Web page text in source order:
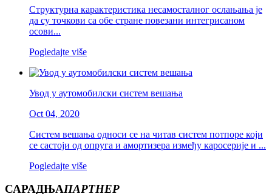
Структурна карактеристика несамосталног ослањања је
да су точкови са обе стране повезани интегрисаном
осови...
Pogledajte više
Увод у аутомобилски систем вешања
Oct 04, 2020
Систем вешања односи се на читав систем потпоре који
се састоји од опруга и амортизера између каросерије и ...
Pogledajte više
САРАДЊАПАРТНЕР